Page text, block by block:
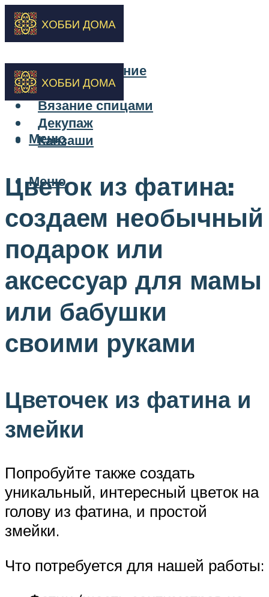
Бисероплетение
Вышивка
Вязание спицами
Декупаж
Канзаши
Меню
Меню
Цветок из фатина:
создаем необычный
подарок или
аксессуар для мамы
или бабушки
своими руками
Цветочек из фатина и
змейки
Попробуйте также создать
уникальный, интересный цветок на
голову из фатина, и простой
змейки.
Что потребуется для нашей работы: